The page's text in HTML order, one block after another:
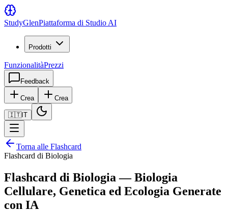
StudyGlenPiattaforma di Studio AI
Prodotti
FunzionalitàPrezzi
Feedback
Crea Crea
🇮🇹IT
Torna alle Flashcard
Flashcard di Biologia
Flashcard di Biologia — Biologia
Cellulare, Genetica ed Ecologia Generate
con IA